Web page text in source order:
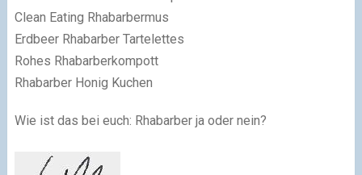
Clean Eating Rhabarbermus
Erdbeer Rhabarber Tartelettes
Rohes Rhabarberkompott
Rhabarber Honig Kuchen
Wie ist das bei euch: Rhabarber ja oder nein?